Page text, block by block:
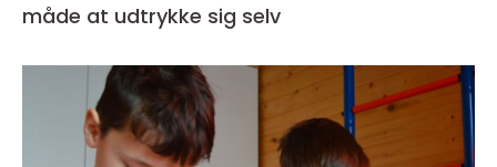
måde at udtrykke sig selv